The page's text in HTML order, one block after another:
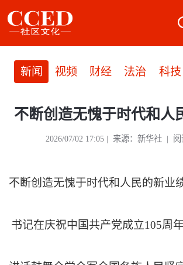
新闻 视频 财经 法治 科技
不断创造无愧于时代和人
2026/07/02 17:05 | 来源：新华社 | 阅
不断创造无愧于时代和人民的新
书记在庆祝中国共产党成立105周